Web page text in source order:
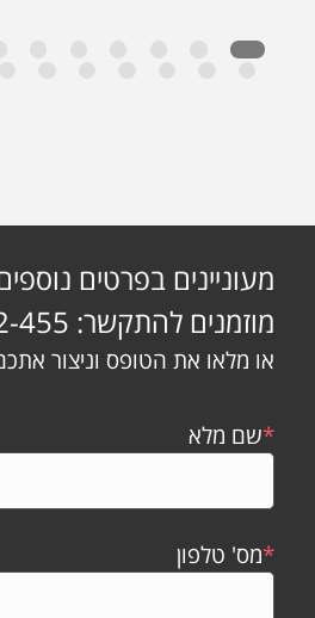
מוזמנים להתקשר: 1-700-502-455
או מלאו את הטופס וניצור
*שם מלא
*מס' טלפון